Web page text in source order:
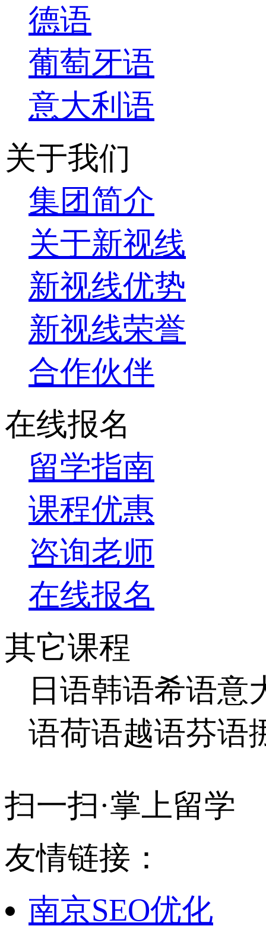
德语
葡萄牙语
意大利语
关于我们
集团简介
关于新视线
新视线优势
新视线荣誉
合作伙伴
在线报名
留学指南
课程优惠
咨询老师
在线报名
其它课程
日语韩语希语意
语荷语越语芬语
扫一扫·掌上留学
友情链接：
南京SEO优化